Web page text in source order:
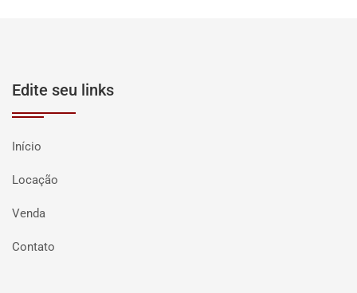
Edite seu links
Início
Locação
Venda
Contato